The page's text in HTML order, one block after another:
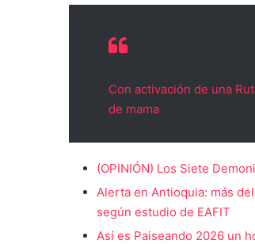
Con activación de una
de mama
(OPINIÓN) Los Siete
Alerta en Antioquia: más
según estudio de EAFIT
Así es Paiseando 2026 un